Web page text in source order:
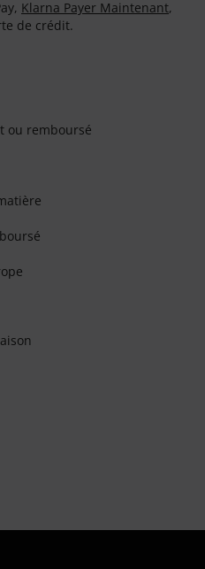
Klarna Payer Maintenant,
de crédit.
ou remboursé